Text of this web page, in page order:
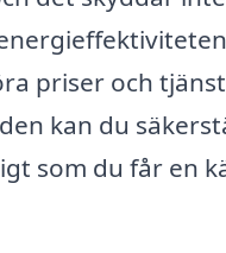
priser och
kan du
som du får en